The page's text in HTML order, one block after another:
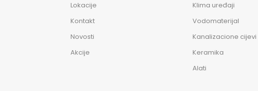
Lokacije
Kontakt
Novosti
Akcije
Klima uređaji
Vodomaterijal
Kanalizacione cijevi
Keramika
Alati